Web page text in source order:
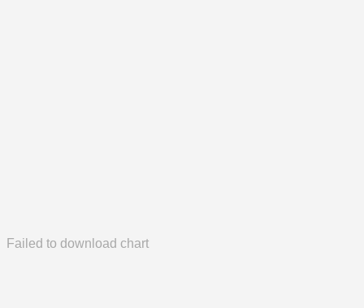
Failed to download chart